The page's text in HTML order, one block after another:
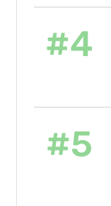
#4
#5